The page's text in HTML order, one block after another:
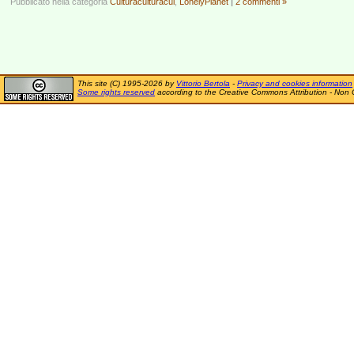
This site (C) 1995-2026 by Vittorio Bertola - Privacy and cookies information
Some rights reserved according to the Creative Commons Attribution - Non